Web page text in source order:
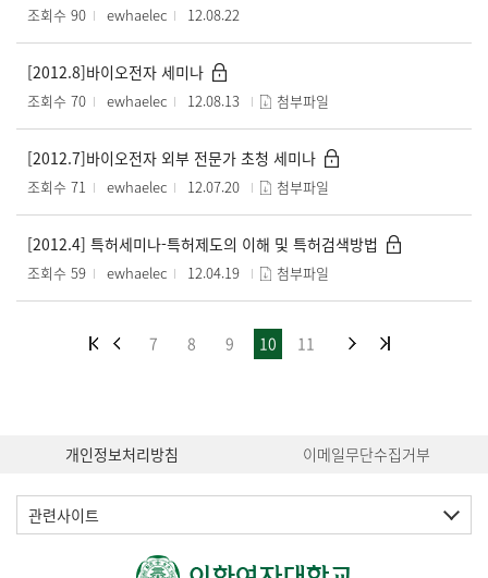
조회수 90 ewhaelec 12.08.22
[2012.8]바이오전자 세미나
조회수 70 ewhaelec 12.08.13 첨부파일
[2012.7]바이오전자 외부 전문가 초청 세미나
조회수 71 ewhaelec 12.07.20 첨부파일
[2012.4] 특허세미나-특허제도의 이해 및 특허검색방법
조회수 59 ewhaelec 12.04.19 첨부파일
7 8 9 10 11
개인정보처리방침 이메일무단수집거부
관련사이트